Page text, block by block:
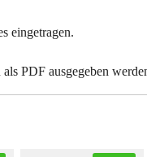
eingetragen.
PDF ausgegeben